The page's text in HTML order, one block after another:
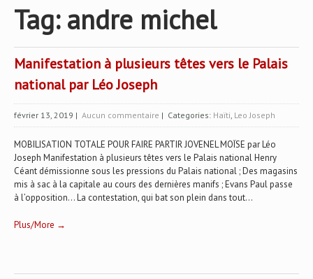
Tag: andre michel
Manifestation à plusieurs têtes vers le Palais
national par Léo Joseph
février 13, 2019 | Aucun commentaire | Categories: Haïti, Leo Joseph
MOBILISATION TOTALE POUR FAIRE PARTIR JOVENEL MOÏSE par Léo
Joseph Manifestation à plusieurs têtes vers le Palais national Henry
Céant démissionne sous les pressions du Palais national ; Des magasins
mis à sac à la capitale au cours des dernières manifs ; Evans Paul passe
à l’opposition... La contestation, qui bat son plein dans tout...
Plus/More →